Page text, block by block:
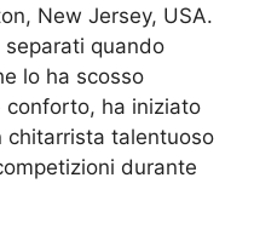
New Jersey, USA.
quando
lo ha scosso
conforto, ha iniziato
chitarrista talentuoso
durante